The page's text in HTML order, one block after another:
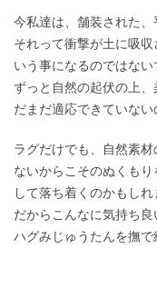
今私達は、舗装された、
それって衝撃が土に吸
いう事になるのではない
ずっと自然の起伏の上
だまだ適応できていない
ラグだけでも、自然素
ないからこそのぬくも
して落ち着くのかもしれ
だからこんなに気持ち
ハグみじゅうたんを撫で